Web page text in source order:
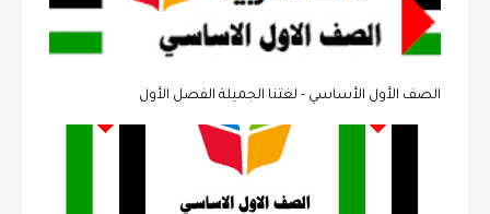
الصف الأول الأساسي - لغتنا الجميلة الفصل الأول